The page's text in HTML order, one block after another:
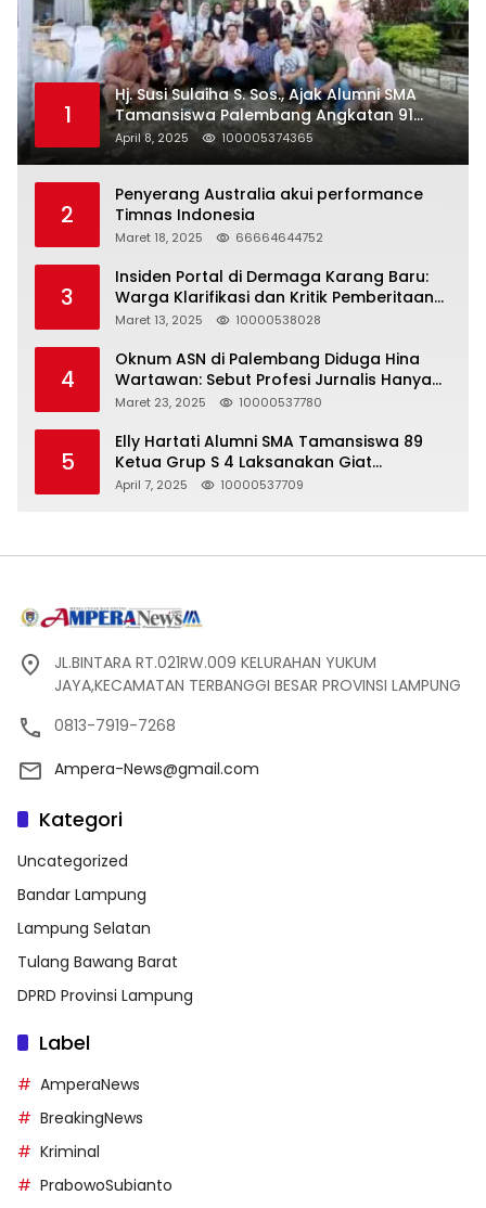
1
Hj. Susi Sulaiha S. Sos., Ajak Alumni SMA
Tamansiswa Palembang Angkatan 91
Halal Bihalal
April 8, 2025 100005374365
2
Penyerang Australia akui performance
Timnas Indonesia
Maret 18, 2025 66664644752
3
Insiden Portal di Dermaga Karang Baru:
Warga Klarifikasi dan Kritik Pemberitaan
yang Tidak Akurat
Maret 13, 2025 10000538028
4
Oknum ASN di Palembang Diduga Hina
Wartawan: Sebut Profesi Jurnalis Hanya
Seharga 2 Liter Bensin, Berujung Dugaan
Maret 23, 2025 10000537780
5
Elly Hartati Alumni SMA Tamansiswa 89
Ketua Grup S 4 Laksanakan Giat
Silaturahmi
April 7, 2025 10000537709
JL.BINTARA RT.021RW.009 KELURAHAN YUKUM
JAYA,KECAMATAN TERBANGGI BESAR PROVINSI LAMPUNG
0813-7919-7268
Ampera-News@gmail.com
Kategori
Uncategorized
Bandar Lampung
Lampung Selatan
Tulang Bawang Barat
DPRD Provinsi Lampung
Label
AmperaNews
BreakingNews
Kriminal
PrabowoSubianto